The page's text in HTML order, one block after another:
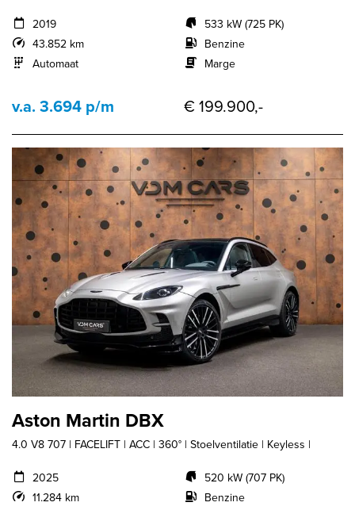
2019
43.852 km
Automaat
533 kW (725 PK)
Benzine
Marge
v.a. 3.694 p/m € 199.900,-
Aston Martin DBX
4.0 V8 707 | FACELIFT | ACC | 360° | Stoelventilatie | Keyless |
2025
11.284 km
520 kW (707 PK)
Benzine